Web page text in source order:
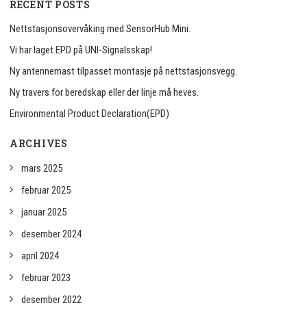
RECENT POSTS
Nettstasjonsovervåking med SensorHub Mini.
Vi har laget EPD på UNI-Signalsskap!
Ny antennemast tilpasset montasje på nettstasjonsvegg.
Ny travers for beredskap eller der linje må heves.
Environmental Product Declaration(EPD)
ARCHIVES
mars 2025
februar 2025
januar 2025
desember 2024
april 2024
februar 2023
desember 2022